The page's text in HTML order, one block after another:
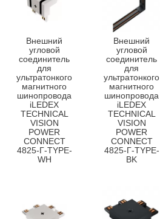
Внешний
угловой
соединитель
для
ультратонкого
магнитного
шинопровода
iLEDEX
TECHNICAL
VISION
POWER
CONNECT
4825-Г-TYPE-
WH
Внешний
угловой
соединитель
для
ультратонкого
магнитного
шинопровода
iLEDEX
TECHNICAL
VISION
POWER
CONNECT
4825-Г-TYPE-
BK